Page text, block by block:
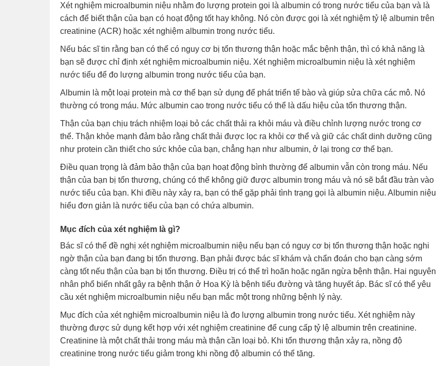
Xét nghiệm microalbumin niệu nhằm đo lượng protein gọi là albumin có trong nước tiểu của bạn và là
cách để biết thận của bạn có hoạt động tốt hay không. Nó còn được gọi là xét nghiệm tỷ lệ albumin trên
creatinine (ACR) hoặc xét nghiệm albumin trong nước tiểu.
Nếu bác sĩ tin rằng bạn có thể có nguy cơ bị tổn thương thận hoặc mắc bệnh thận, thì có khả năng là
bạn sẽ được chỉ định xét nghiệm microalbumin niệu. Xét nghiệm microalbumin niệu là xét nghiệm
nước tiểu để đo lượng albumin trong nước tiểu của bạn.
Albumin là một loại protein mà cơ thể bạn sử dụng để phát triển tế bào và giúp sửa chữa các mô. Nó
thường có trong máu. Mức albumin cao trong nước tiểu có thể là dấu hiệu của tổn thương thận.
Thận của bạn chịu trách nhiệm loại bỏ các chất thải ra khỏi máu và điều chỉnh lượng nước trong cơ
thể. Thận khỏe mạnh đảm bảo rằng chất thải được lọc ra khỏi cơ thể và giữ các chất dinh dưỡng cũng
như protein cần thiết cho sức khỏe của bạn, chẳng hạn như albumin, ở lại trong cơ thể bạn.
Điều quan trọng là đảm bảo thận của bạn hoạt động bình thường để albumin vẫn còn trong máu. Nếu
thận của bạn bị tổn thương, chúng có thể không giữ được albumin trong máu và nó sẽ bắt đầu tràn vào
nước tiểu của bạn. Khi điều này xảy ra, bạn có thể gặp phải tình trạng gọi là albumin niệu. Albumin niệu
hiểu đơn giản là nước tiểu của bạn có chứa albumin.
Mục đích của xét nghiệm là gì?
Bác sĩ có thể đề nghị xét nghiệm microalbumin niệu nếu bạn có nguy cơ bị tổn thương thận hoặc nghi
ngờ thận của bạn đang bị tổn thương. Bạn phải được bác sĩ khám và chẩn đoán cho bạn càng sớm
càng tốt nếu thận của bạn bị tổn thương. Điều trị có thể trì hoãn hoặc ngăn ngừa bệnh thận. Hai nguyên
nhân phổ biến nhất gây ra bệnh thận ở Hoa Kỳ là bệnh tiểu đường và tăng huyết áp. Bác sĩ có thể yêu
cầu xét nghiệm microalbumin niệu nếu bạn mắc một trong những bệnh lý này.
Mục đích của xét nghiệm microalbumin niệu là đo lượng albumin trong nước tiểu. Xét nghiệm này
thường được sử dụng kết hợp với xét nghiệm creatinine để cung cấp tỷ lệ albumin trên creatinine.
Creatinine là một chất thải trong máu mà thận cần loại bỏ. Khi tổn thương thận xảy ra, nồng độ
creatinine trong nước tiểu giảm trong khi nồng độ albumin có thể tăng.